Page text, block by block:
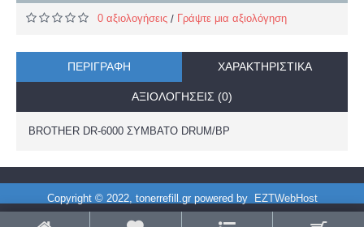
0 αξιολογήσεις / Γράψτε μια αξιολόγηση
ΠΕΡΙΓΡΑΦΉ ΧΑΡΑΚΤΗΡΙΣΤΙΚΆ
ΑΞΙΟΛΟΓΉΣΕΙΣ (0)
BROTHER DR-6000 ΣΥΜΒΑΤΟ DRUM/BP
Copyright © 2022, tonerrefill.gr powered by EZTWebHost